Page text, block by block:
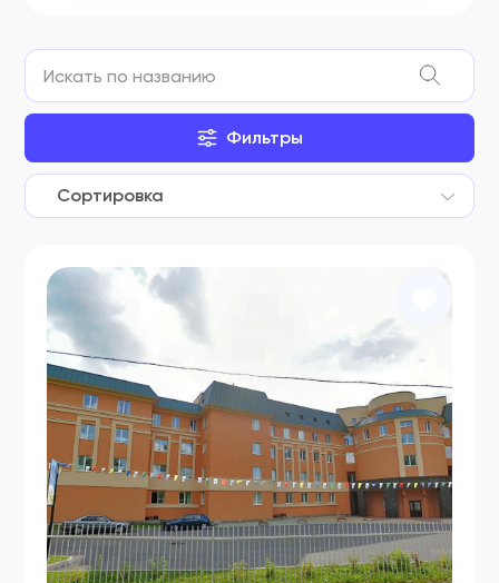
ФСЗ 2007/00102
ФСЗ 2007/00129
ФСЗ 2007/00133
ФСЗ 2007/00166
ФСЗ 2007/00210
ФСЗ 2007/00448
ФСЗ 2007/00470
ФСЗ 2007/00472
ФСЗ 2007/00474
ФСЗ 2007/00476
ФСЗ 2007/00478
ФСЗ 2007/00507
Фильтры
Сортировка